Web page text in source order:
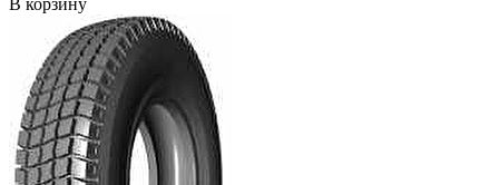
В корзину